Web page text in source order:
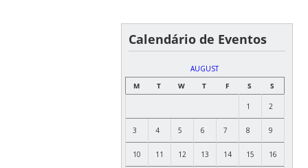
Calendário de Eventos
AUGUST
M
T W T F S S
1 2
3 4 5 6 7 8 9
10 11 12 13 14 15 16